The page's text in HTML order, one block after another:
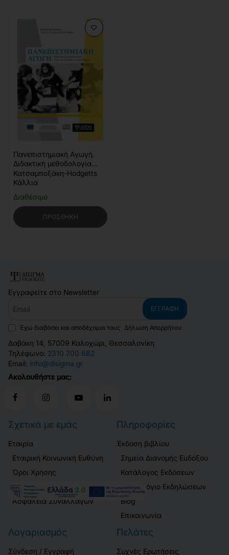
Διαθέσιμο
Πανεπιστημιακή Αγωγή.
Διδακτική μεθοδολογία
στην τριτοβάθμια
εκπαίδευση
Κατσαμποξάκη-Hodgetts
Κάλλια
ΠΡΟΣΘΉΚΗ
Εγγραφείτε στο Newsletter
ΕΓΓΡΑΦΉ
Έχω διαβάσει και αποδέχομαι τους Δήλωση Απορρήτου
Δαβάκη 14, 57009 Καλοχώρι, Θεσσαλονίκη
Τηλέφωνο: 2310 700 682
Email: info@disigma.gr
Ακολουθήστε μας:
Σχετικά με εμάς
Εταιρία
Εταιρική Κοινωνική Ευθύνη
Όροι Χρήσης
Δήλωση Απορρήτου
Ασφάλεια Συναλλαγών
Πληροφορίες
Έκδοση βιβλίου
Σημεία Διανομής Ευδόξου
Κατάλογος Εκδόσεων
Ημερολόγιο Εκδηλώσεων
Blog
Επικοινωνία
Λογαριασμός
Σύνδεση / Εγγραφή
Πελάτες
Συχνές Ερωτήσεις